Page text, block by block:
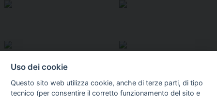
Uso dei cookie
Questo sito web utilizza cookie, anche di terze parti, di tipo
tecnico (per consentire il corretto funzionamento del sito e